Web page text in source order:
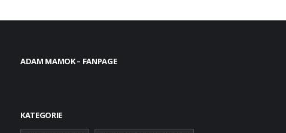
ADAM MAMOK – FANPAGE
KATEGORIE